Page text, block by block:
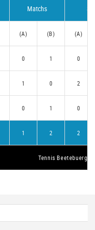
Matchs
(A) (B) (A)
0 1 0
1 0 2
0 1 0
1 2 2
Tennis Beetebuerg 1